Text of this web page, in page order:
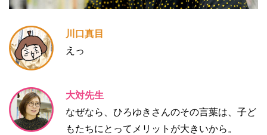
川口真目
えっ
大対先生
なぜなら、ひろゆきさんのその言葉は、子ど
もたちにとってメリットが大きいから。